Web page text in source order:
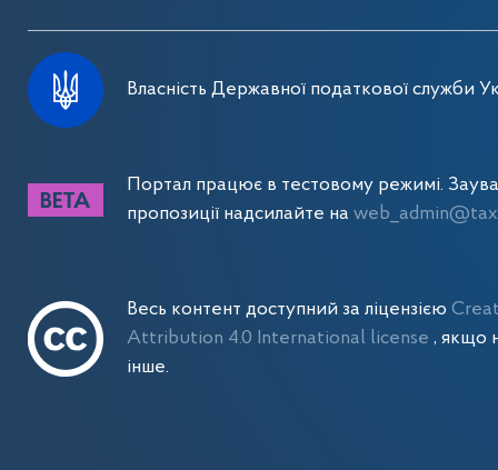
Власність Державної податкової служби
Портал працює в тестовому режимі.
пропозиції надсилайте на
Весь контент доступний за ліцензією
Attribution 4.0 International license, якщо
інше.